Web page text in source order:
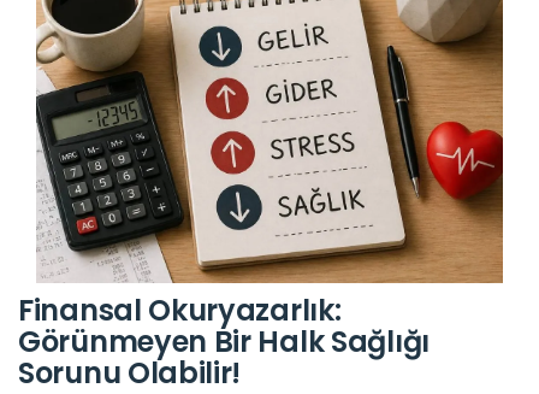
Finansal Okuryazarlık:
Görünmeyen Bir Halk Sağlığı
Sorunu Olabilir!